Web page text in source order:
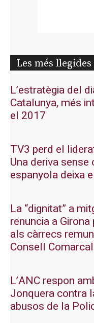
Les més llegides
L’estratègia del
Catalunya, més
el 2017
TV3 perd el
Una deriva
espanyola deixa
La “dignitat” a
renuncia a
als càrrecs
Consell Comarcal
L’ANC respon
Jonquera contra
abusos de la